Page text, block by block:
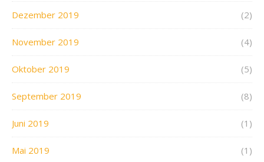
Dezember 2019 (2)
November 2019 (4)
Oktober 2019 (5)
September 2019 (8)
Juni 2019 (1)
Mai 2019 (1)